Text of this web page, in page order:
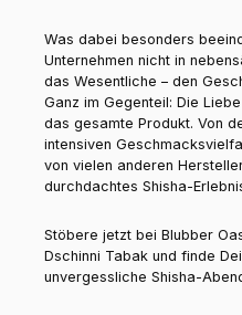
Was dabei besonders
Unternehmen nicht in
das Wesentliche – den
Ganz im Gegenteil: Die
das gesamte Produkt. Von
intensiven
von vielen anderen
durchdachtes Shisha-
Stöbere jetzt bei Blubber
Dschinni Tabak und finde
unvergessliche Shisha-